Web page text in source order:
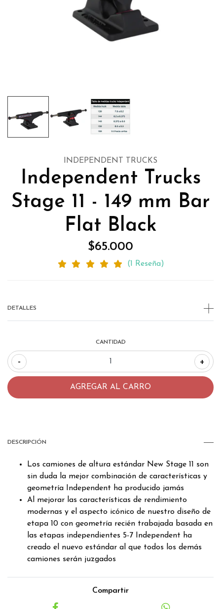
INDEPENDENT TRUCKS
Independent Trucks
Stage 11 - 149 mm Bar
Flat Black
$65.000
(1 Reseña)
DETALLES
CANTIDAD
- +
DESCRIPCIÓN
Los camiones de altura estándar New Stage 11 son
sin duda la mejor combinación de características y
geometría Independent ha producido jamás
Al mejorar las características de rendimiento
modernas y el aspecto icónico de nuestro diseño de
etapa 10 con geometría recién trabajada basada en
las etapas independientes 5-7 Independent ha
creado el nuevo estándar al que todos los demás
camiones serán juzgados
Compartir